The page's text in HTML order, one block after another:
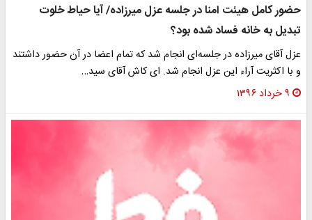
حضور کامل هیئت امنا در جلسه عزل میرزاده/ آیا حیاط خلوت
تبدیل به خانه فساد شده بود؟
عزل آقای میرزاده در جلسه‌ای انجام شد که تمام اعضا در آن حضور داشتند
و با اکثریت آراء این عزل انجام شد. ای کاش آقای سید…
۹ خرداد ۱۳۹۶